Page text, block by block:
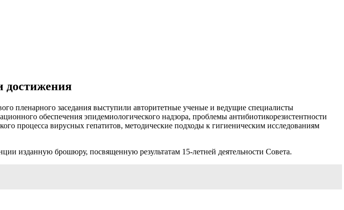
достижения
пленарного заседания выступили авторитетные ученые и ведущие специалисты
обеспечения эпидемиологического надзора, проблемы антибиотикорезистентности
процесса вирусных гепатитов, методические подходы к гигиеническим исследованиям
изданную брошюру, посвященную результатам 15-летней деятельности Совета.